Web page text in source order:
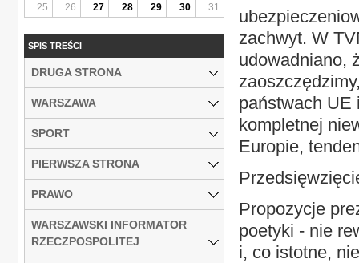
zachwyt. W
udowadniano,
państwach UE
kompletnej
Europie,
Propozycje
poetyki - nie
i, co istotne,
25
26 27 28 29 30 31
SPIS TREŚCI
DRUGA STRONA
WARSZAWA
SPORT
PIERWSZA STRONA
PRAWO
WARSZAWSKI INFORMATOR
RZECZPOSPOLITEJ